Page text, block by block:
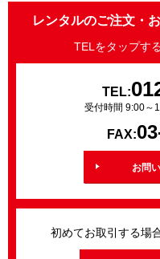
レンタルのご注文・
TELをタップす
TEL:
受付時間 9:00～
FAX:
お問
初めてお取引する場